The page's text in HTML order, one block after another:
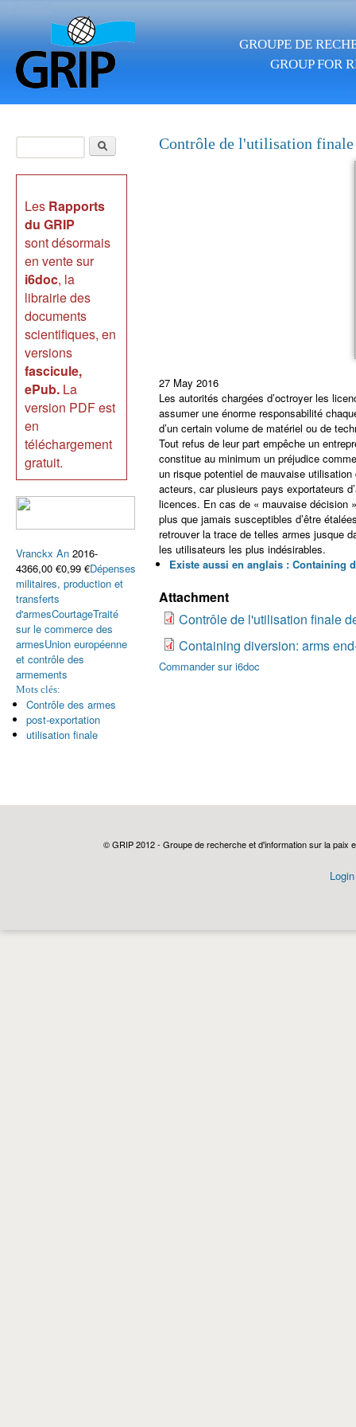
GROUPE DE
GROUP FOR
Contrôle de l'utilisation finale
27 May 2016
Les autorités chargées d’octroyer les
assumer une énorme responsabilité
d’un certain volume de matériel ou de
Tout refus de leur part empêche un
constitue au minimum un préjudice
un risque potentiel de mauvaise
acteurs, car plusieurs pays exportateurs
licences. En cas de « mauvaise décision
plus que jamais susceptibles d’être
retrouver la trace de telles armes jusque
les utilisateurs les plus indésirables.
Existe aussi en anglais : Containing
Attachment
Contrôle de l'utilisation finale
Containing diversion: arms
Commander sur i6doc
Search form
Les Rapports
du GRIP
sont désormais
en vente sur
i6doc, la
librairie des
documents
scientifiques, en
versions
fascicule,
ePub. La
version PDF est
en
téléchargement
gratuit.
Vranckx An 2016-
4366,00 €0,99 €Dépenses
militaires, production et
transferts
d'armesCourtageTraité
sur le commerce des
armesUnion européenne
et contrôle des
armements
Mots clés:
Contrôle des armes
post-exportation
utilisation finale
© GRIP 2012 - Groupe de recherche et d'information sur la paix
Login